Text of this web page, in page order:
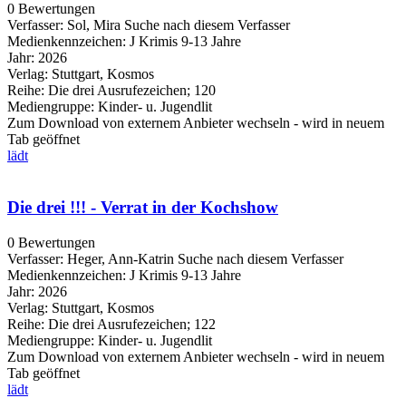
0 Bewertungen
Verfasser: Sol, Mira Suche nach diesem Verfasser
Medienkennzeichen: J Krimis 9-13 Jahre
Jahr: 2026
Verlag: Stuttgart, Kosmos
Reihe: Die drei Ausrufezeichen; 120
Mediengruppe: Kinder- u. Jugendlit
Zum Download von externem Anbieter wechseln - wird in neuem
Tab geöffnet
lädt
Die drei !!! - Verrat in der Kochshow
0 Bewertungen
Verfasser: Heger, Ann-Katrin Suche nach diesem Verfasser
Medienkennzeichen: J Krimis 9-13 Jahre
Jahr: 2026
Verlag: Stuttgart, Kosmos
Reihe: Die drei Ausrufezeichen; 122
Mediengruppe: Kinder- u. Jugendlit
Zum Download von externem Anbieter wechseln - wird in neuem
Tab geöffnet
lädt